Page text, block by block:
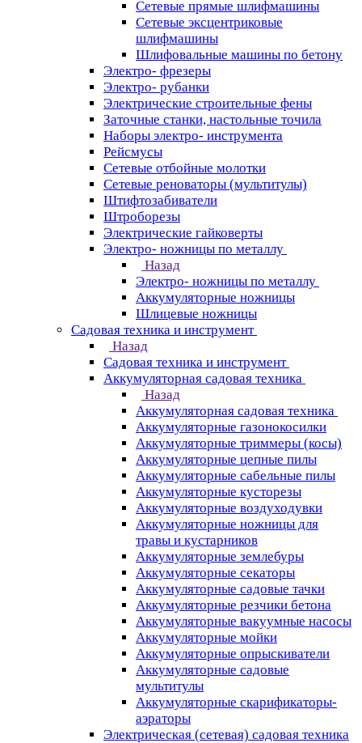
Сетевые прямые шлифмашины
Сетевые эксцентриковые
шлифмашины
Шлифовальные машины по бетону
Электро- фрезеры
Электро- рубанки
Электрические строительные фены
Заточные станки, настольные точила
Наборы электро- инструмента
Рейсмусы
Сетевые отбойные молотки
Сетевые реноваторы (мультитулы)
Штифтозабиватели
Штроборезы
Электрические гайковерты
Электро- ножницы по металлу
Назад
Электро- ножницы по металлу
Аккумуляторные ножницы
Шлицевые ножницы
Cадовая техника и инструмент
Назад
Cадовая техника и инструмент
Аккумуляторная садовая техника
Назад
Аккумуляторная садовая техника
Аккумуляторные газонокосилки
Аккумуляторные триммеры (косы)
Аккумуляторные цепные пилы
Аккумуляторные сабельные пилы
Аккумуляторные кусторезы
Аккумуляторные воздуходувки
Аккумуляторные ножницы для
травы и кустарников
Аккумуляторные землебуры
Аккумуляторные секаторы
Аккумуляторные садовые тачки
Аккумуляторные резчики бетона
Аккумуляторные вакуумные насосы
Аккумуляторные мойки
Аккумуляторные опрыскиватели
Аккумуляторные садовые
мультитулы
Аккумуляторные скарификаторы-
аэраторы
Электрическая (сетевая) садовая техника